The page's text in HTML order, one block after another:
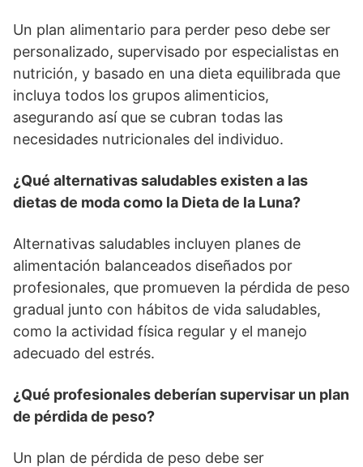
Un plan alimentario para perder peso debe ser
personalizado, supervisado por especialistas en
nutrición, y basado en una dieta equilibrada que
incluya todos los grupos alimenticios,
asegurando así que se cubran todas las
necesidades nutricionales del individuo.
¿Qué alternativas saludables existen a las
dietas de moda como la Dieta de la Luna?
Alternativas saludables incluyen planes de
alimentación balanceados diseñados por
profesionales, que promueven la pérdida de peso
gradual junto con hábitos de vida saludables,
como la actividad física regular y el manejo
adecuado del estrés.
¿Qué profesionales deberían supervisar un plan
de pérdida de peso?
Un plan de pérdida de peso debe ser